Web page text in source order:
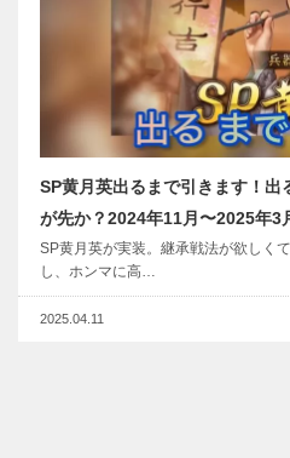
SP黄月英出るまで引きます！
が先か？2024年11月〜2025年3
SP黄月英が実装。継承戦法が欲しく
し、ホンマに高…
2025.04.11